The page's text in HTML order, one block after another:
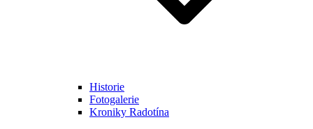
Historie
Fotogalerie
Kroniky Radotína